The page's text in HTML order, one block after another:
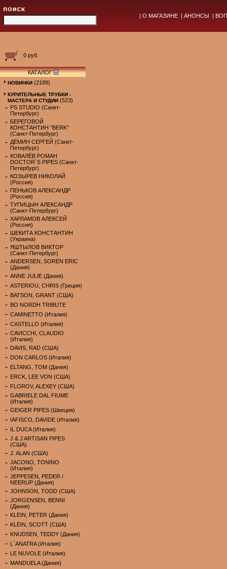
| О МАГАЗИНЕ | АНОНСЫ |
0 руб.
КАТАЛОГ
НОВИНКИ (2189)
КУРИТЕЛЬНЫЕ ТРУБКИ -
МАСТЕРА И СТУДИИ (523)
PS STUDIO (Санкт-
Петербург)
БЕРЕГОВОЙ
КОНСТАНТИН "BERK"
(Санкт-Петербург)
ДЁМИН СЕРГЕЙ (Санкт-
Петербург)
КОВАЛЁВ РОМАН
DOCTOR`S PIPES (Санкт-
Петербург)
КОЗЫРЕВ НИКОЛАЙ
(Россия)
ПЕНЬКОВ АЛЕКСАНДР
(Россия)
ТУПИЦЫН АЛЕКСАНДР
(Санкт-Петербург)
ХАРЛАМОВ АЛЕКСЕЙ
(Россия)
ШЕКИТА КОНСТАНТИН
(Украина)
ЯШТЫЛОВ ВИКТОР
(Санкт-Петербург)
ANDERSEN, SOREN ERIC
(Дания)
ANNE JULIE (Дания)
ASTERIOU, CHRIS (Греция)
BATSON, GRANT (США)
BO NORDH TRIBUTE
CAMINETTO (Италия)
CASTELLO (Италия)
CAVICCHI, CLAUDIO
(Италия)
DAVIS, RAD (США)
DON CARLOS (Италия)
ELTANG, TOM (Дания)
ERCK, LEE VON (США)
FLOROV, ALEXEY (США)
GABRIELE DAL FIUME
(Италия)
GEIGER PIPES (Швеция)
IAFISCO, DAVIDE (Италия)
IL DUCA (Италия)
J & J ARTISAN PIPES
(США)
J. ALAN (США)
JACONO, TONINO
(Италия)
JEPPESEN, PEDER /
NEERUP (Дания)
JOHNSON, TODD (США)
JORGENSEN, BENNI
(Дания)
KLEIN, PETER (Дания)
KLEIN, SCOTT (США)
KNUDSEN, TEDDY (Дания)
L`ANATRA (Италия)
LE NUVOLE (Италия)
MANDUELA (Дания)